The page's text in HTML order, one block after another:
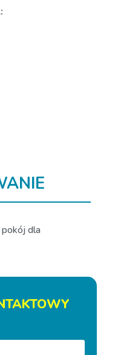
pokój dla